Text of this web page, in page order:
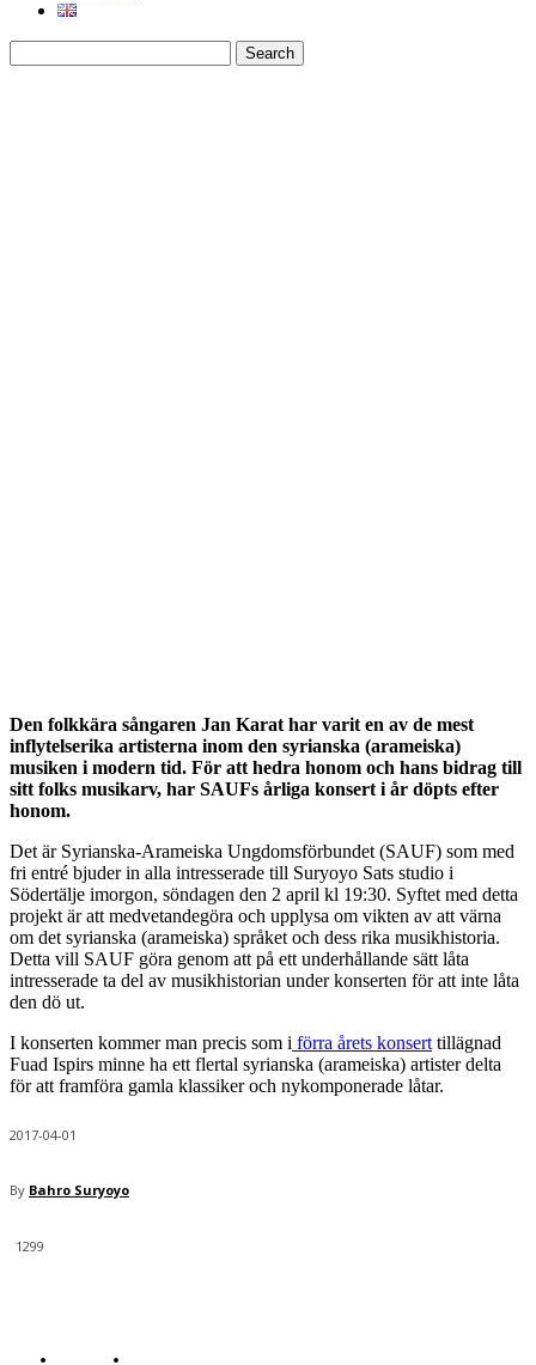
Den folkkära sångaren Jan Karat har varit en av de mest
inflytelserika artisterna inom den syrianska (arameiska)
musiken i modern tid. För att hedra honom och hans bidrag till
sitt folks musikarv, har SAUFs årliga konsert i år döpts efter
honom.
Det är Syrianska-Arameiska Ungdomsförbundet (SAUF) som med
fri entré bjuder in alla intresserade till Suryoyo Sats studio i
Södertälje imorgon, söndagen den 2 april kl 19:30. Syftet med detta
projekt är att medvetandegöra och upplysa om vikten av att värna
om det syrianska (arameiska) språket och dess rika musikhistoria.
Detta vill SAUF göra genom att på ett underhållande sätt låta
intresserade ta del av musikhistorian under konserten för att inte låta
den dö ut.
I konserten kommer man precis som i förra årets konsert tillägnad
Fuad Ispirs minne ha ett flertal syrianska (arameiska) artister delta
för att framföra gamla klassiker och nykomponerade låtar.
2017-04-01
By Bahro Suryoyo
1299
COOKIES